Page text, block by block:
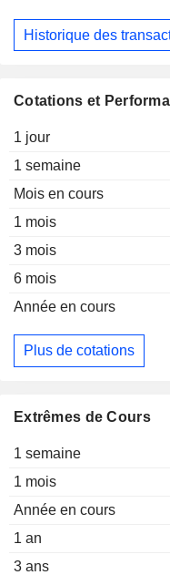
Cotations et
1 jour
1 semaine
Mois en cours
1 mois
3 mois
6 mois
Année en cours
Plus de cotations
Extrêmes de Cours
1 semaine
1 mois
Année en cours
1 an
3 ans
Historique des